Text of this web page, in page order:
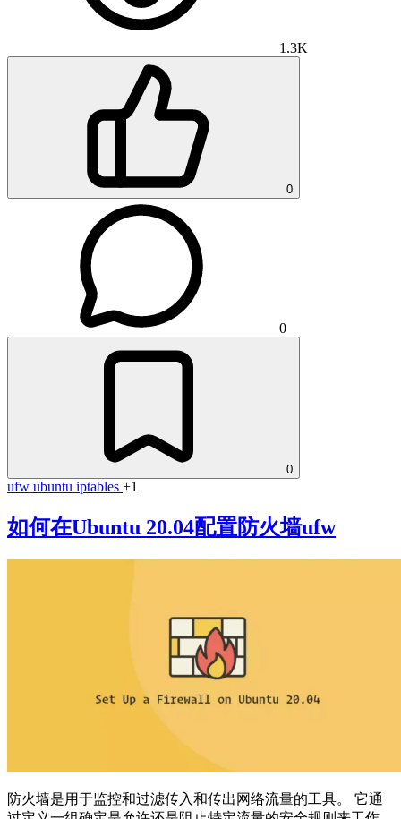
1.3K
0
0
0
ufw ubuntu iptables +1
如何在Ubuntu 20.04配置防火墙ufw
防火墙是用于监控和过滤传入和传出网络流量的工具。 它通